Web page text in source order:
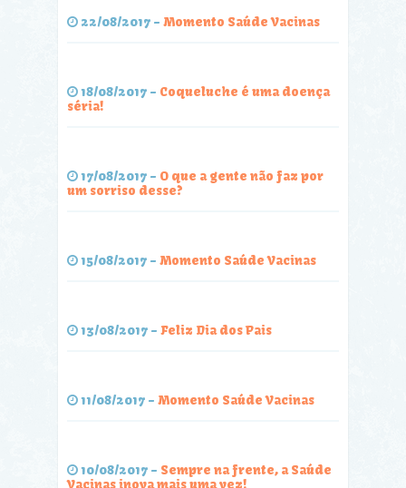
22/08/2017 - Momento Saúde Vacinas
18/08/2017 - Coqueluche é uma doença
séria!
17/08/2017 - O que a gente não faz por
um sorriso desse?
15/08/2017 - Momento Saúde Vacinas
13/08/2017 - Feliz Dia dos Pais
11/08/2017 - Momento Saúde Vacinas
10/08/2017 - Sempre na frente, a Saúde
Vacinas inova mais uma vez!